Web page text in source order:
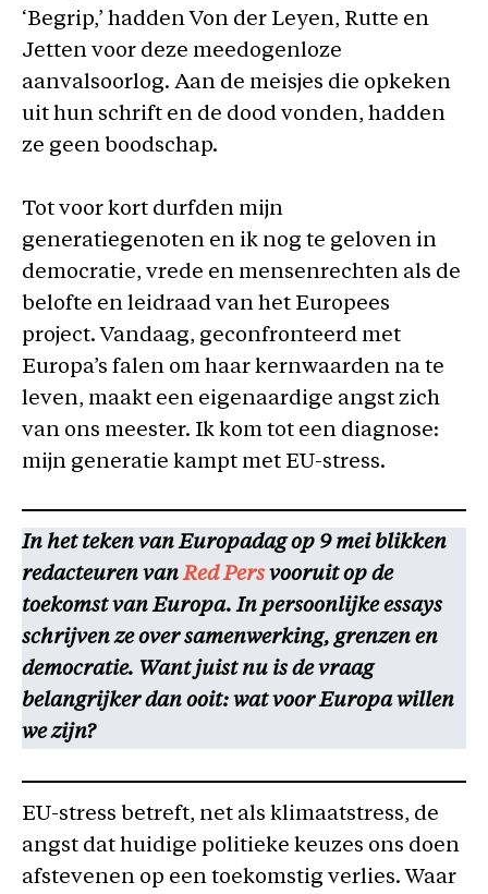
‘Begrip,’ hadden Von der Leyen, Rutte en
Jetten voor deze meedogenloze
aanvalsoorlog. Aan de meisjes die opkeken
uit hun schrift en de dood vonden, hadden
ze geen boodschap.
Tot voor kort durfden mijn
generatiegenoten en ik nog te geloven in
democratie, vrede en mensenrechten als de
belofte en leidraad van het Europees
project. Vandaag, geconfronteerd met
Europa’s falen om haar kernwaarden na te
leven, maakt een eigenaardige angst zich
van ons meester. Ik kom tot een diagnose:
mijn generatie kampt met EU-stress.
In het teken van Europadag op 9 mei blikken
redacteuren vanRedPers vooruit op de
toekomst van Europa. In persoonlijke essays
schrijven ze over samenwerking, grenzen en
democratie. Want juist nu is de vraag
belangrijker dan ooit: wat voor Europa willen
we zijn?
EU-stress betreft, net als klimaatstress, de
angst dat huidige politieke keuzes ons doen
afstevenen op een toekomstig verlies. Waar